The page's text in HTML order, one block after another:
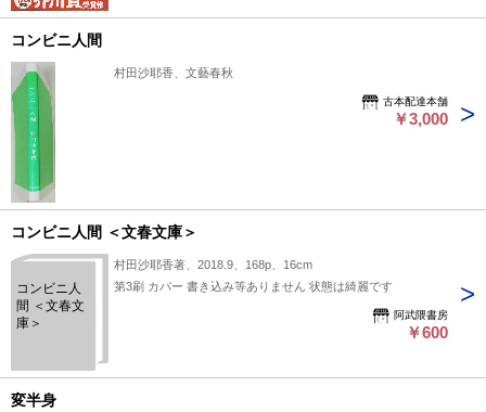
コンビニ人間
村田沙耶香、文藝春秋
古本配達本舗
￥3,000
コンビニ人間 ＜文春文庫＞
コンビニ人
間 ＜文春文
庫＞
村田沙耶香著、2018.9、168p、16cm
第3刷 カバー 書き込み等ありません 状態は綺麗です
阿武隈書房
￥600
変半身